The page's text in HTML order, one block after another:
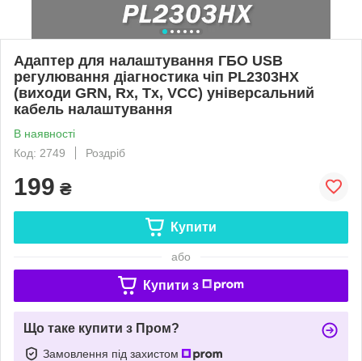
Адаптер для налаштування ГБО USB
регулювання діагностика чіп PL2303HX
(виходи GRN, Rx, Tx, VCC) універсальний
кабель налаштування
В наявності
Код: 2749
Роздріб
199 ₴
Купити
або
Купити з
Що таке купити з Пром?
Замовлення під захистом